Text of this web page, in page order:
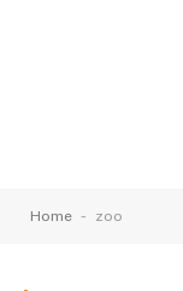
Home - zoo